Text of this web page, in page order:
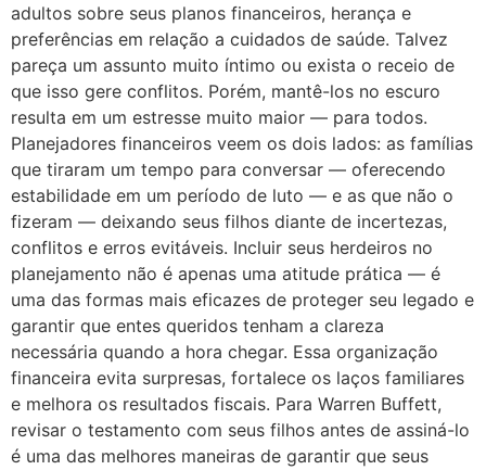
adultos sobre seus planos financeiros, herança e
preferências em relação a cuidados de saúde. Talvez
pareça um assunto muito íntimo ou exista o receio de
que isso gere conflitos. Porém, mantê-los no escuro
resulta em um estresse muito maior — para todos.
Planejadores financeiros veem os dois lados: as famílias
que tiraram um tempo para conversar — oferecendo
estabilidade em um período de luto — e as que não o
fizeram — deixando seus filhos diante de incertezas,
conflitos e erros evitáveis. Incluir seus herdeiros no
planejamento não é apenas uma atitude prática — é
uma das formas mais eficazes de proteger seu legado e
garantir que entes queridos tenham a clareza
necessária quando a hora chegar. Essa organização
financeira evita surpresas, fortalece os laços familiares
e melhora os resultados fiscais. Para Warren Buffett,
revisar o testamento com seus filhos antes de assiná-lo
é uma das melhores maneiras de garantir que seus